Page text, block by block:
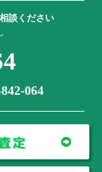
談ください
064